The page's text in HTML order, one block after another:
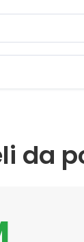
da